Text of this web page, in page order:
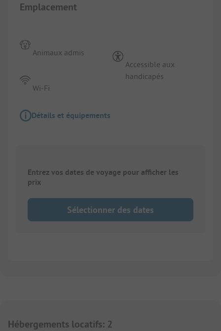
Emplacement
Animaux admis
Wi-Fi
Accessible aux
handicapés
Détails et équipements
Entrez vos dates de voyage pour afficher les
prix
Sélectionner des dates
Hébergements locatifs: 2